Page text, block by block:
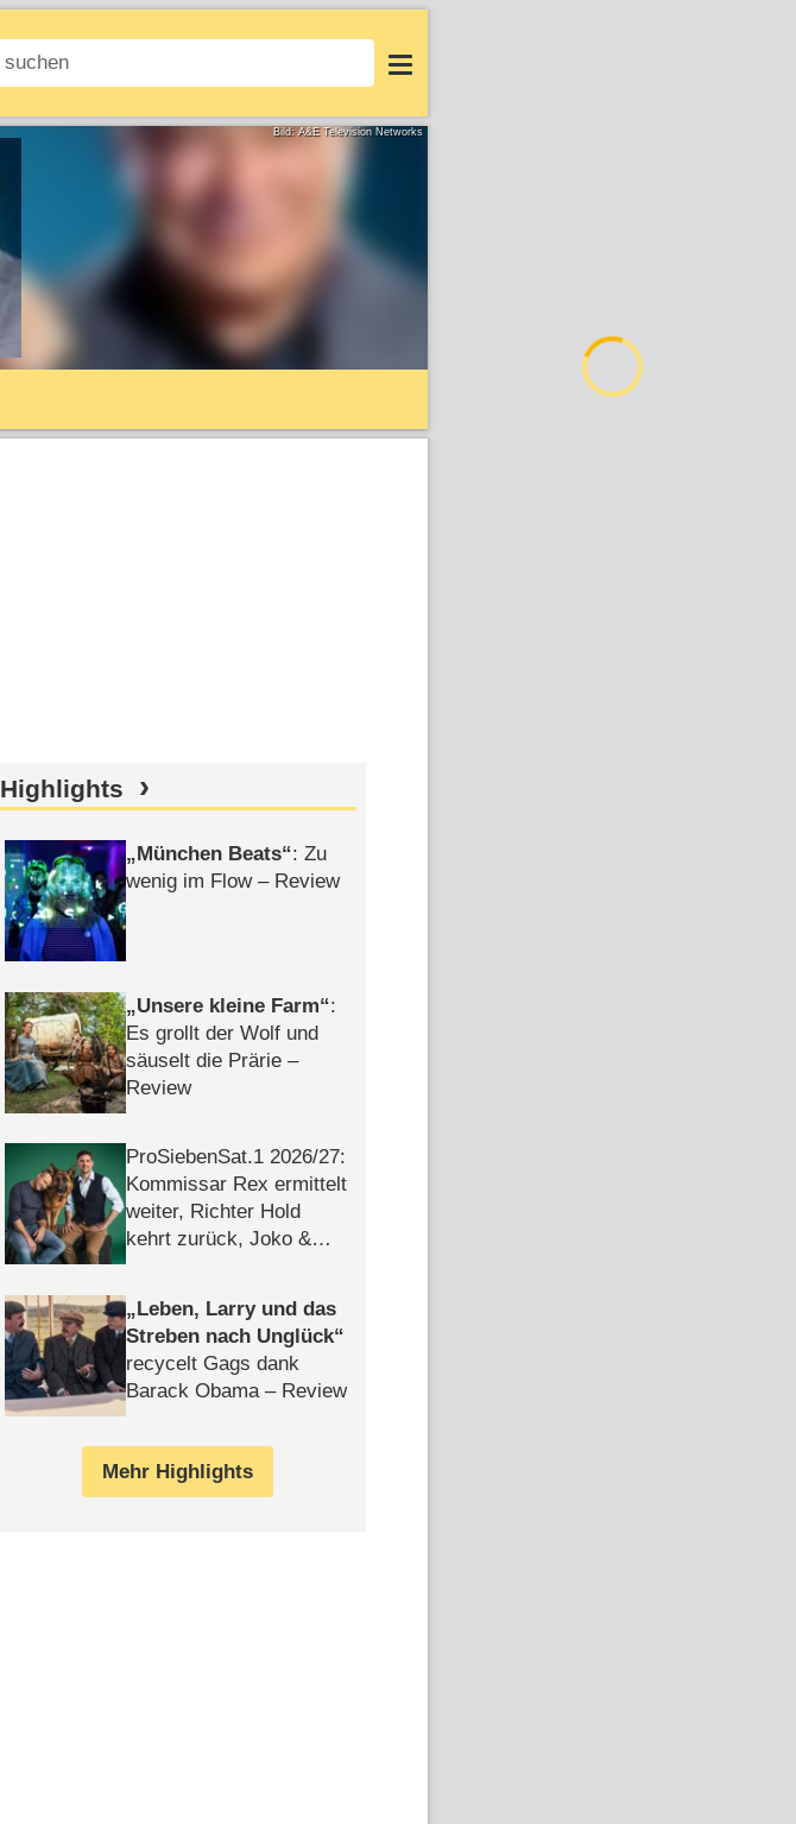
Login
Bild: A&E Television Networks
Highlights
München Beats : Zu
wenig im Flow – Review
Unsere kleine Farm :
Es grollt der Wolf und
säuselt die Prärie –
Review
ProSiebenSat.1 2026/​27:
Kommissar Rex ermittelt
weiter, Richter Hold
kehrt zurück, Joko &
Leben, Larry und das
Streben nach Unglück
recycelt Gags dank
Barack Obama – Review
Mehr Highlights